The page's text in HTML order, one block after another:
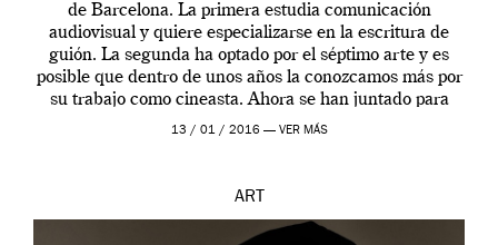
de Barcelona. La primera estudia comunicación
audiovisual y quiere especializarse en la escritura de
guión. La segunda ha optado por el séptimo arte y es
posible que dentro de unos años la conozcamos más por
su trabajo como cineasta. Ahora se han juntado para
contarnos una […]
13 / 01 / 2016 — VER MÁS
ART